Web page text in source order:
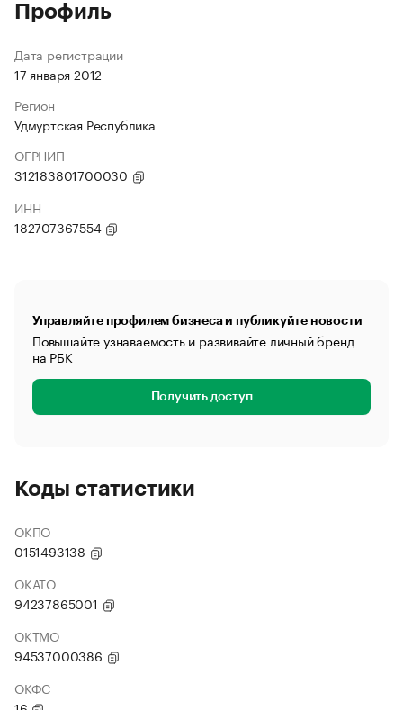
Профиль
Дата регистрации
17 января 2012
Регион
Удмуртская Республика
ОГРНИП
312183801700030
ИНН
182707367554
Управляйте профилем бизнеса и публикуйте новости
Повышайте узнаваемость и развивайте личный бренд
на РБК
Получить доступ
Коды статистики
ОКПО
0151493138
ОКАТО
94237865001
ОКТМО
94537000386
ОКФС